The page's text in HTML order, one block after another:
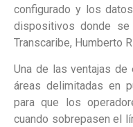
configurado y los
dispositivos donde se
Transcaribe, Humberto
Una de las ventajas
áreas delimitadas en
para que los
cuando sobrepasen el